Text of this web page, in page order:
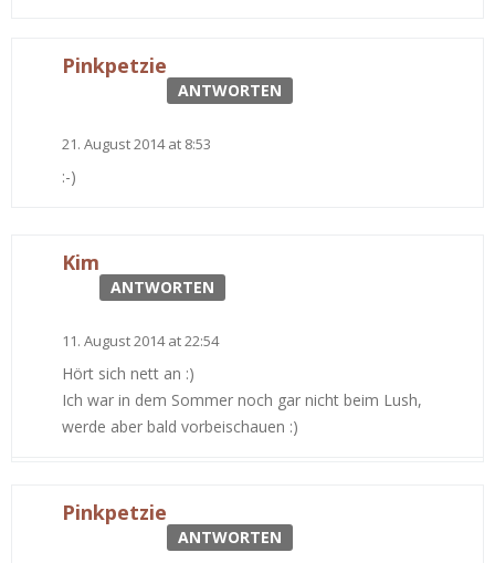
Pinkpetzie
ANTWORTEN
21. August 2014 at 8:53
:-)
Kim
ANTWORTEN
11. August 2014 at 22:54
Hört sich nett an :)
Ich war in dem Sommer noch gar nicht beim Lush,
werde aber bald vorbeischauen :)
Pinkpetzie
ANTWORTEN